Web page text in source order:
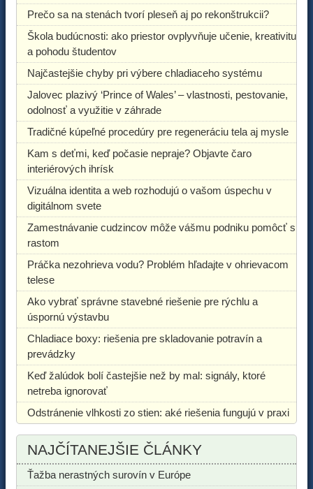
Prečo sa na stenách tvorí pleseň aj po rekonštrukcii?
Škola budúcnosti: ako priestor ovplyvňuje učenie, kreativitu
a pohodu študentov
Najčastejšie chyby pri výbere chladiaceho systému
Jalovec plazivý ‘Prince of Wales’ – vlastnosti, pestovanie,
odolnosť a využitie v záhrade
Tradičné kúpeľné procedúry pre regeneráciu tela aj mysle
Kam s deťmi, keď počasie nepraje? Objavte čaro
interiérových ihrísk
Vizuálna identita a web rozhodujú o vašom úspechu v
digitálnom svete
Zamestnávanie cudzincov môže vášmu podniku pomôcť s
rastom
Práčka nezohrieva vodu? Problém hľadajte v ohrievacom
telese
Ako vybrať správne stavebné riešenie pre rýchlu a
úspornú výstavbu
Chladiace boxy: riešenia pre skladovanie potravín a
prevádzky
Keď žalúdok bolí častejšie než by mal: signály, ktoré
netreba ignorovať
Odstránenie vlhkosti zo stien: aké riešenia fungujú v praxi
NAJČÍTANEJŠIE ČLÁNKY
Ťažba nerastných surovín v Európe